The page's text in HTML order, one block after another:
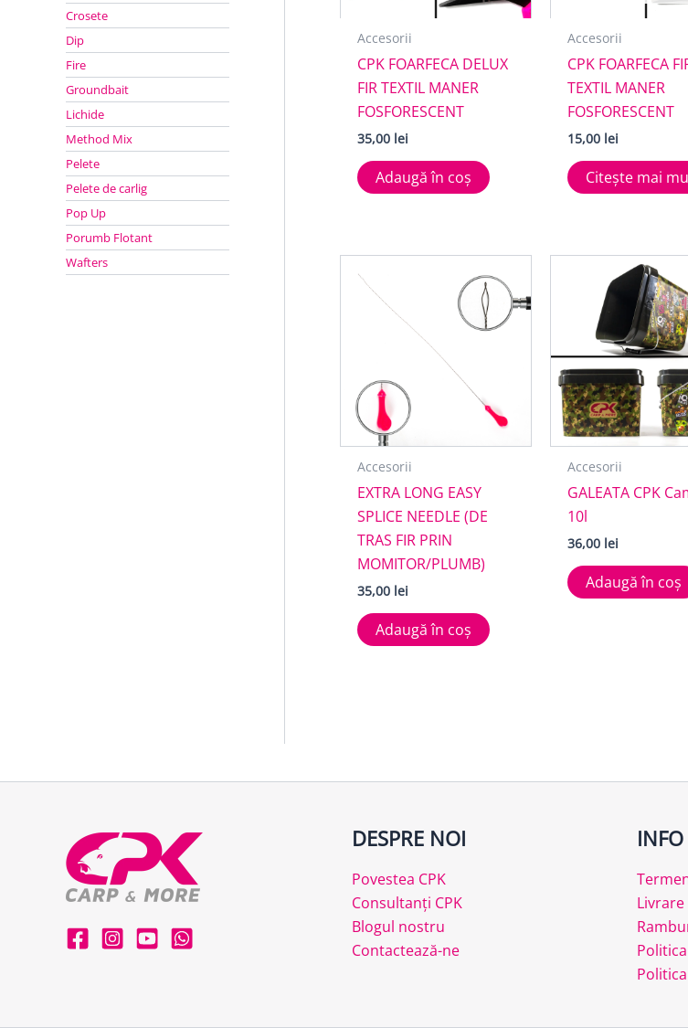
Crosete
Dip
Fire
Groundbait
Lichide
Method Mix
Pelete
Pelete de carlig
Pop Up
Porumb Flotant
Wafters
Accesorii
CPK FOARFECA DELUX
FIR TEXTIL MANER
FOSFORESCENT
35,00 lei
Adaugă în coș
Accesorii
CPK FOARFECA
TEXTIL MANER
FOSFORESCENT
15,00 lei
Citește mai
Accesorii
EXTRA LONG EASY
SPLICE NEEDLE (DE
TRAS FIR PRIN
MOMITOR/PLUMB)
35,00 lei
Adaugă în coș
Accesorii
GALEATA CPK
10l
36,00 lei
Adaugă în coș
DESPRE NOI
Povestea CPK
Consultanți CPK
Blogul nostru
Contactează-ne